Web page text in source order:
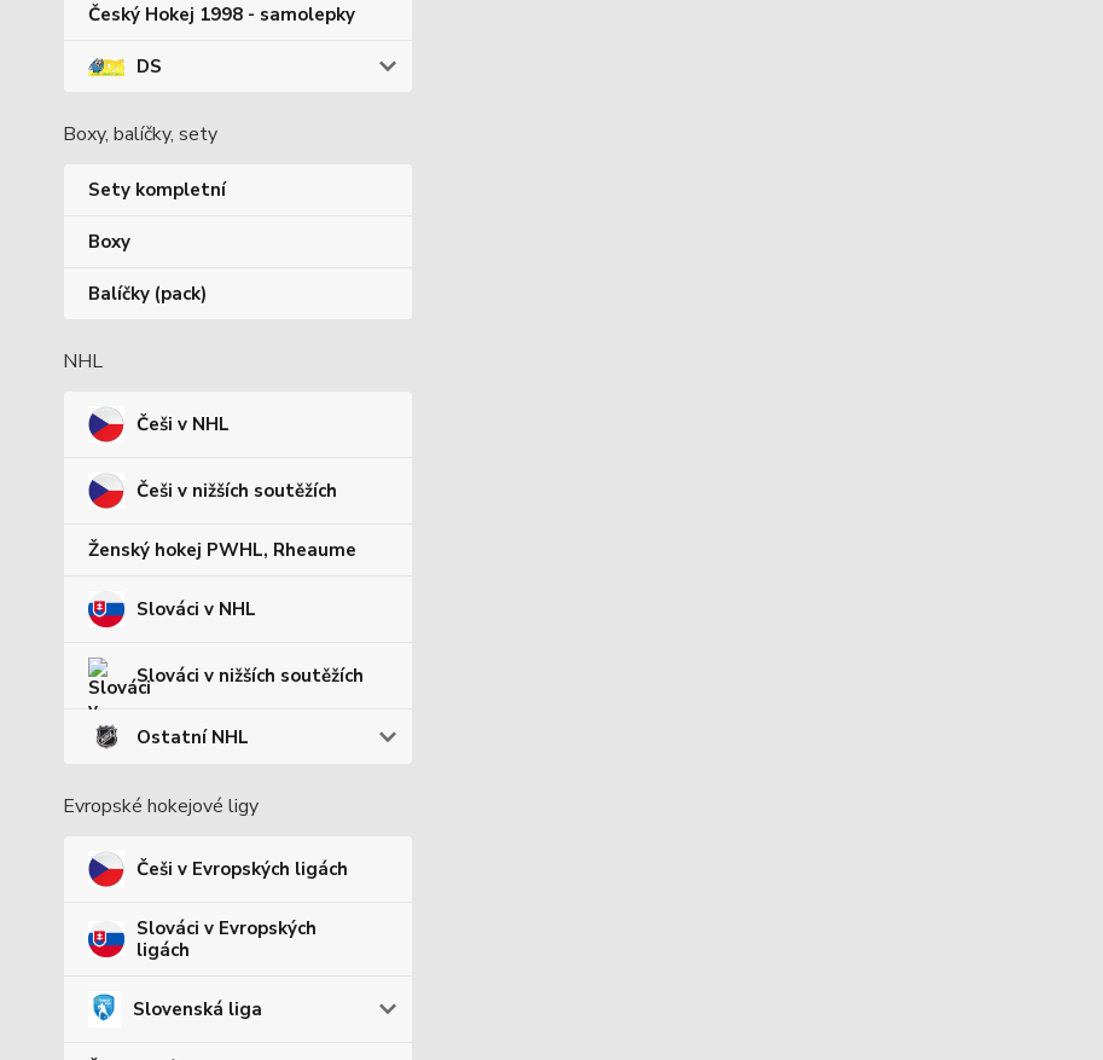
Český Hokej 1998 - samolepky
DS
Boxy, balíčky, sety
Sety kompletní
Boxy
Balíčky (pack)
NHL
Češi v NHL
Češi v nižších soutěžích
Ženský hokej PWHL, Rheaume
Slováci v NHL
Slováci v nižších soutěžích
Ostatní NHL
Evropské hokejové ligy
Češi v Evropských ligách
Slováci v Evropských
ligách
Slovenská liga